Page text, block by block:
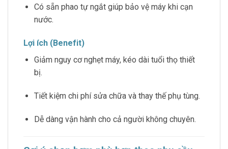
Có sẵn phao tự ngắt giúp bảo vệ máy khi cạn
nước.
Lợi ích (Benefit)
Giảm nguy cơ nghẹt máy, kéo dài tuổi thọ thiết
bị.
Tiết kiệm chi phí sửa chữa và thay thế phụ tùng.
Dễ dàng vận hành cho cả người không chuyên.